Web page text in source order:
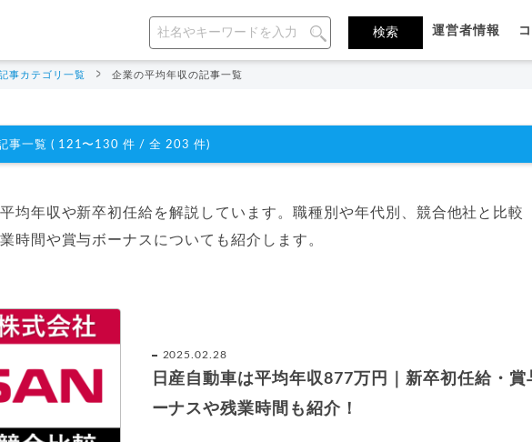
運営者情報
事カテゴリ一覧 企業の平均年収の記事一覧
事一覧 ( 121〜130 件 / 全 203 件)
均年収や新卒初任給を解説しています。職種別や年代別、競合他社と比較
時間や賞与ボーナスについても紹介します。
2025.02.28
日産自動車は平均年収877万円｜新卒初任給・賞
ーナスや残業時間も紹介！